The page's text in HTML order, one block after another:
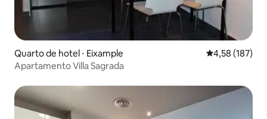
Quarto de hotel ⋅ Eixample 4,58 de uma
4,58 (187)
Apartamento Villa Sagrada